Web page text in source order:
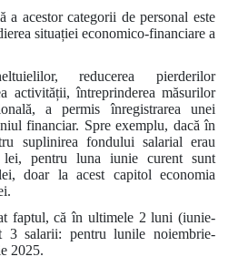
a acestor categorii de personal este
situației economico-financiare a
reducerea pierderilor
activității, întreprinderea măsurilor
a permis înregistrarea unei
financiar. Spre exemplu, dacă în
suplinirea fondului salarial erau
lei, pentru luna iunie curent sunt
doar la acest capitol economia
faptul, căîn ultimele 2 luni (iunie-
salarii: pentru lunile noiembrie-
2025.